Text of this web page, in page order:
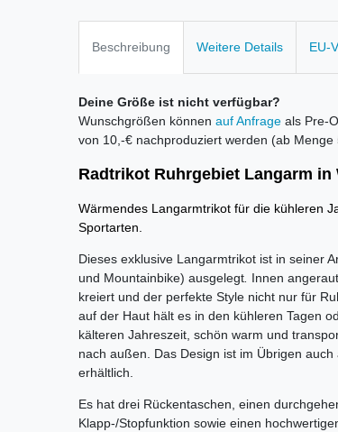
Beschreibung Weitere Details EU-
Deine Größe ist nicht verfügbar?
Wunschgrößen können auf Anfrage als Pre-
von 10,-€ nachproduziert werden (ab Menge
Radtrikot Ruhrgebiet Langarm in
Wärmendes Langarmtrikot für die kühleren
Sportarten.
Dieses exklusive Langarmtrikot ist in seiner
und Mountainbike) ausgelegt. Innen
kreiert und der perfekte Style nicht nur für
auf der Haut hält es in den kühleren Tagen
kälteren Jahreszeit, schön warm und
nach außen. Das Design ist im Übrigen
erhältlich.
Es hat drei Rückentaschen, einen
Klapp-/Stopfunktion sowie einen